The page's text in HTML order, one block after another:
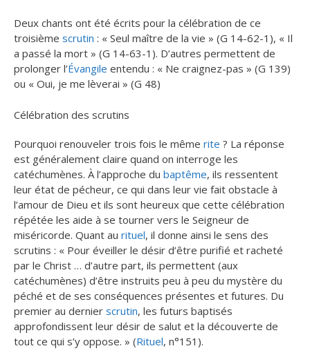
Deux chants ont été écrits pour la célébration de ce
troisième scrutin : « Seul maître de la vie » (G 14-62-1), « Il
a passé la mort » (G 14-63-1). D’autres permettent de
prolonger l’Évangile entendu : « Ne craignez-pas » (G 139)
ou « Oui, je me lèverai » (G 48)
Célébration des scrutins
Pourquoi renouveler trois fois le même rite ? La réponse
est généralement claire quand on interroge les
catéchumènes. À l’approche du baptême, ils ressentent
leur état de pécheur, ce qui dans leur vie fait obstacle à
l’amour de Dieu et ils sont heureux que cette célébration
répétée les aide à se tourner vers le Seigneur de
miséricorde. Quant au rituel, il donne ainsi le sens des
scrutins : « Pour éveiller le désir d’être purifié et racheté
par le Christ … d’autre part, ils permettent (aux
catéchumènes) d’être instruits peu à peu du mystère du
péché et de ses conséquences présentes et futures. Du
premier au dernier scrutin, les futurs baptisés
approfondissent leur désir de salut et la découverte de
tout ce qui s’y oppose. » (Rituel, n°151).